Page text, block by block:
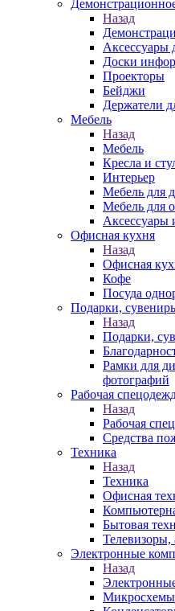
Назад
Аксессуары
Доски
Проекторы
Бейджи
Держатели
Мебель
Назад
Мебель
Кресла и
Интерьер
Мебель для
Мебель для
Аксессуары
Офисная кухня
Назад
Офисная
Кофе
Посуда
Подарки,
Назад
Подарки,
Рамки для
фотографий
Рабочая
Назад
Рабочая
Средства
Техника
Назад
Техника
Офисная
Бытовая
Телевизоры,
Электронные
Назад
Микросхемы